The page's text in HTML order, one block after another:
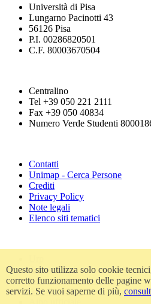
Università di Pisa
Lungarno Pacinotti 43
56126 Pisa
P.I. 00286820501
C.F. 80003670504
Centralino
Tel +39 050 221 2111
Fax +39 050 40834
Numero Verde Studenti
Contatti
Unimap - Cerca Persone
Crediti
Privacy Policy
Note legali
Elenco siti tematici
Accessibilità
Amministrazione trasparente
Atti di notifica
Questo sito utilizza solo cookie
corretto funzionamento delle pagine
servizi. Se vuoi saperne di più,